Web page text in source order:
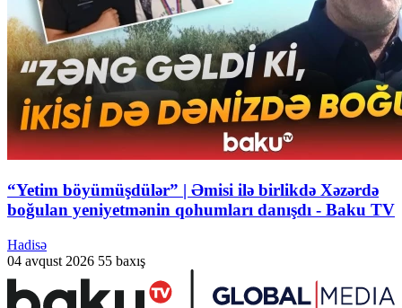
“Yetim böyümüşdülər” | Əmisi ilə birlikdə Xəzərdə
boğulan yeniyetmənin qohumları danışdı - Baku TV
Hadisə
04 avqust 2026 55 baxış